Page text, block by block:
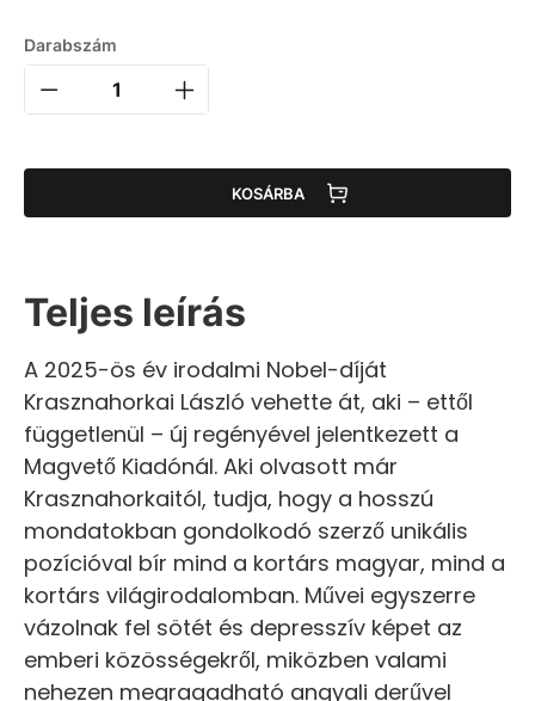
Darabszám
KOSÁRBA
Teljes leírás
A 2025-ös év irodalmi Nobel-díját
Krasznahorkai László vehette át, aki – ettől
függetlenül – új regényével jelentkezett a
Magvető Kiadónál. Aki olvasott már
Krasznahorkaitól, tudja, hogy a hosszú
mondatokban gondolkodó szerző unikális
pozícióval bír mind a kortárs magyar, mind a
kortárs világirodalomban. Művei egyszerre
vázolnak fel sötét és depresszív képet az
emberi közösségekről, miközben valami
nehezen megragadható angyali derűvel